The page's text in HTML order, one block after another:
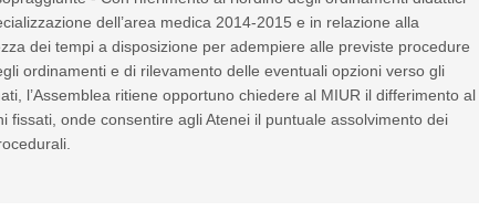
dell’area medica 2014-2015 e in relazione alla
dei tempi a disposizione per adempiere alle previste procedure
ordinamenti e di rilevamento delle eventuali opzioni verso gli
l’Assemblea ritiene opportuno chiedere al MIUR il differimento al
fissati, onde consentire agli Atenei il puntuale assolvimento dei